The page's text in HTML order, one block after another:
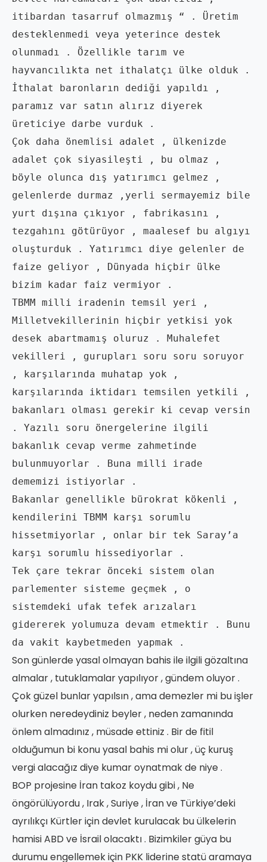
itibardan tasarruf olmazmış “ . Üretim
desteklenmedi veya yeterince destek
olunmadı . Özellikle tarım ve
hayvancılıkta net ithalatçı ülke olduk .
İthalat baronların dediği yapıldı ,
paramız var satın alırız diyerek
üreticiye darbe vurduk .
Çok daha önemlisi adalet , ülkenizde
adalet çok siyasileşti , bu olmaz ,
böyle olunca dış yatırımcı gelmez ,
gelenlerde durmaz ,yerli sermayemiz bile
yurt dışına çıkıyor , fabrikasını ,
tezgahını götürüyor , maalesef bu algıyı
oluşturduk . Yatırımcı diye gelenler de
faize geliyor , Dünyada hiçbir ülke
bizim kadar faiz vermiyor .
TBMM milli iradenin temsil yeri ,
Milletvekillerinin hiçbir yetkisi yok
desek abartmamış oluruz . Muhalefet
vekilleri , gurupları soru soru soruyor
, karşılarında muhatap yok ,
karşılarında iktidarı temsilen yetkili ,
bakanları olması gerekir ki cevap versin
. Yazılı soru önergelerine ilgili
bakanlık cevap verme zahmetinde
bulunmuyorlar . Buna milli irade
dememizi istiyorlar .
Bakanlar genellikle bürokrat kökenli ,
kendilerini TBMM karşı sorumlu
hissetmiyorlar , onlar bir tek Saray’a
karşı sorumlu hissediyorlar .
Tek çare tekrar önceki sistem olan
parlementer sisteme geçmek , o
sistemdeki ufak tefek arızaları
gidererek yolumuza devam etmektir . Bunu
da vakit kaybetmeden yapmak .
Son günlerde yasal olmayan bahis ile ilgili gözaltına
almalar , tutuklamalar yapılıyor , gündem oluyor .
Çok güzel bunlar yapılsın , ama demezler mi bu işler
olurken neredeydiniz beyler , neden zamanında
önlem almadınız , müsade ettiniz . Bir de fitil
olduğumun bi konu yasal bahis mi olur , üç kuruş
vergi alacağız diye kumar oynatmak de niye .
BOP projesine İran takoz koydu gibi , Ne
öngörülüyordu , Irak , Suriye , İran ve Türkiye’deki
ayrılıkçı Kürtler için devlet kurulacak bu ülkelerin
hamisi ABD ve İsrail olacaktı . Bizimkiler güya bu
durumu engellemek için PKK liderine statü aramaya